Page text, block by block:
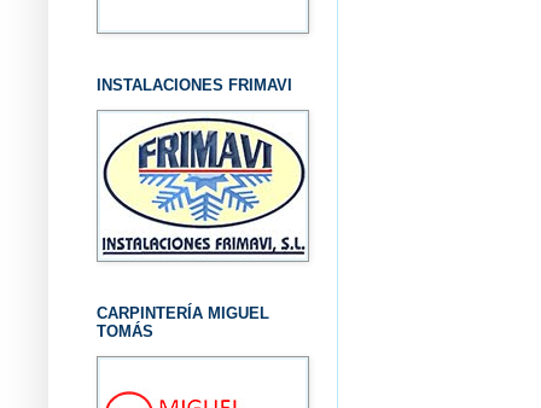
INSTALACIONES FRIMAVI
CARPINTERÍA MIGUEL
TOMÁS